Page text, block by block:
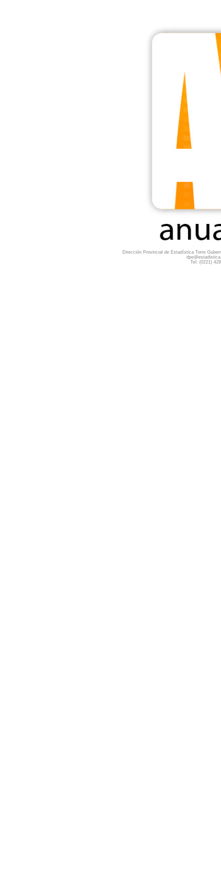
Dirección Provincial de Estadística Torre
Tel: (0221)